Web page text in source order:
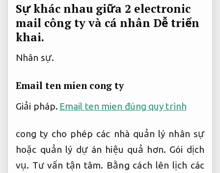
Sự khác nhau giữa 2 electronic
mail công ty và cá nhân Dễ triển
khai.
Nhân sự.
Email ten mien cong ty
Giải pháp. Email ten mien đúng quy trình
cong ty cho phép các nhà quản lý nhân sự
hoặc quản lý dự án hiệu quả hơn. Gói dịch
vụ. Tư vấn tận tâm. Bằng cách lên lịch các